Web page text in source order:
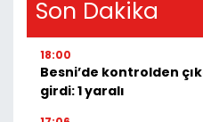
Son Dakika
18:00
Besni’de kontrolden
girdi: 1 yaralı